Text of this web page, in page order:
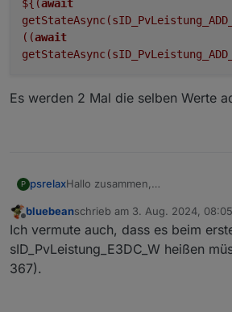
${(await
((await
Es werden 2 Mal die selben Werte
P psrelaxHallo zusammen,
gefunden.
Es werden 2 Mal die selben
bluebeanschrieb am 3. Aug. 2024, 08:05
zuletzt editiert von
Ich vermute auch, dass es beim
sID_PvLeistung_E3DC_W heißen
367).